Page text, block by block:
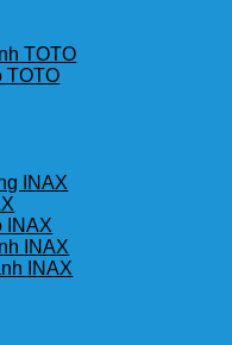
TOTO
TOTO
INAX
INAX
INAX
INAX